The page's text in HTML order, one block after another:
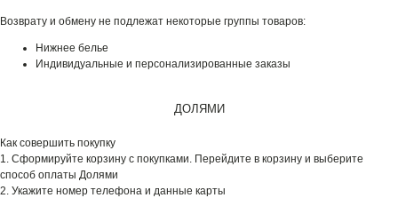
Возврату и обмену не подлежат некоторые группы товаров:
Нижнее белье
Индивидуальные и персонализированные заказы
ДОЛЯМИ
Как совершить покупку
1. Сформируйте корзину с покупками. Перейдите в корзину и выберите
способ оплаты Долями
2. Укажите номер телефона и данные карты